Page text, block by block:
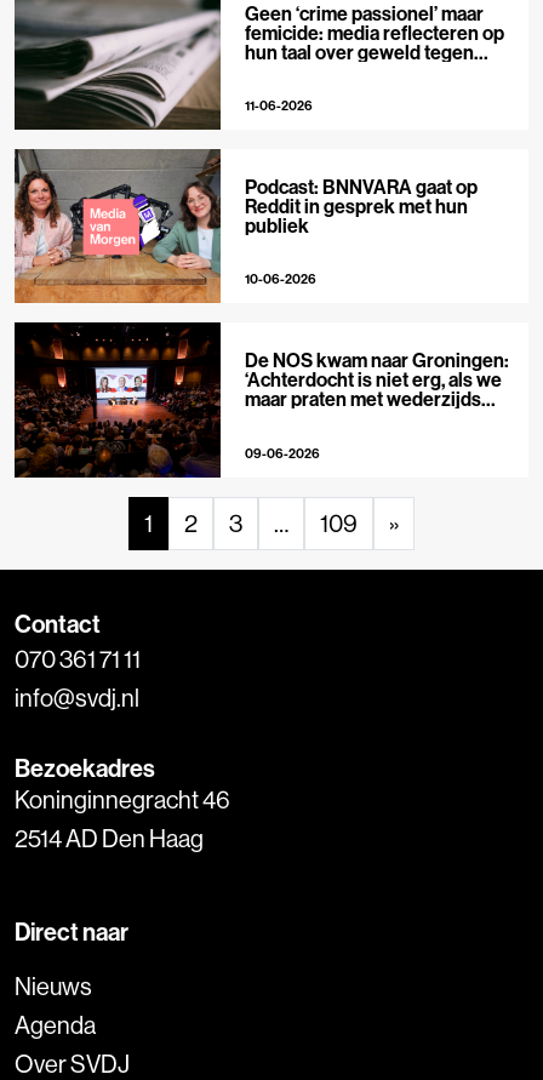
Geen ‘crime passionel’ maar
femicide: media reflecteren op
hun taal over geweld tegen
11-06-2026
Podcast: BNNVARA gaat op
Reddit in gesprek met hun
publiek
10-06-2026
De NOS kwam naar Groningen:
‘Achterdocht is niet erg, als we
maar praten met wederzijds
09-06-2026
1 2 3 … 109 »
Contact
070 361 71 11
info@svdj.nl
Bezoekadres
Koninginnegracht 46
2514 AD Den Haag
Direct naar
Nieuws
Agenda
Over SVDJ